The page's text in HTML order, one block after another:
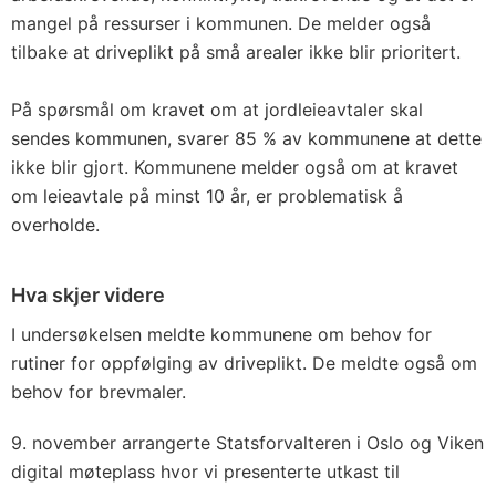
mangel på ressurser i kommunen. De melder også
tilbake at driveplikt på små arealer ikke blir prioritert.
På spørsmål om kravet om at jordleieavtaler skal
sendes kommunen, svarer 85 % av kommunene at dette
ikke blir gjort. Kommunene melder også om at kravet
om leieavtale på minst 10 år, er problematisk å
overholde.
Hva skjer videre
I undersøkelsen meldte kommunene om behov for
rutiner for oppfølging av driveplikt. De meldte også om
behov for brevmaler.
9. november arrangerte Statsforvalteren i Oslo og Viken
digital møteplass hvor vi presenterte utkast til